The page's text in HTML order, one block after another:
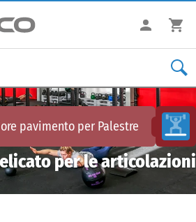
pavimento per Palestre
per le articolazioni